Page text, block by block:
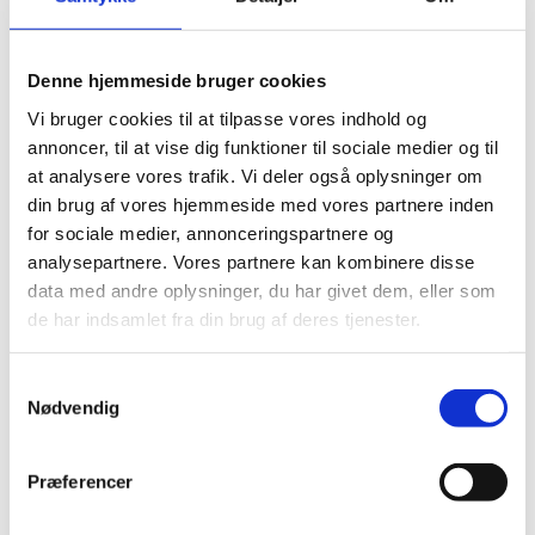
Denne hjemmeside bruger cookies
Vi bruger cookies til at tilpasse vores indhold og
annoncer, til at vise dig funktioner til sociale medier og til
at analysere vores trafik. Vi deler også oplysninger om
din brug af vores hjemmeside med vores partnere inden
for sociale medier, annonceringspartnere og
analysepartnere. Vores partnere kan kombinere disse
data med andre oplysninger, du har givet dem, eller som
de har indsamlet fra din brug af deres tjenester.
Nødvendig
Præferencer
bevilling og nu kan tage de første skridt fra
banebrydende forskning til innovation.
Om bevillingsmodtagerne fra DTU
Navn Akronym Projekttitel
Susan Stipp MIN CO2
CO2 Mineralisation:
Conversion of Waste
to New Building
Materials
Stephan
Keller
Bio mass-derived
Kontogeorgis
Modern Equation of
State for Electrolytes